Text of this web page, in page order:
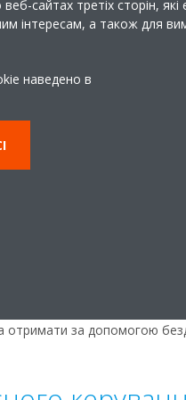
циклів сну, забезпечуючи
знижуються, щоб
енергії
вентилятора, як
загальну
швидкість обертання
Після цього блок
в режимі
отримати за допомогою
сайтах третіх сторін, які
інтересам, а також для
наведено в